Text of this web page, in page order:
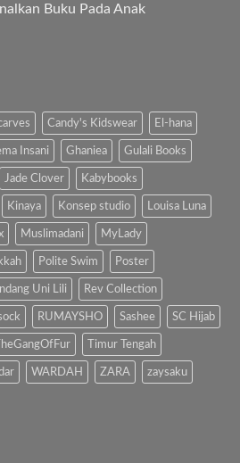
Buku Pada Anak
Candy's Kidswear El-hana
Insani Ghaniea Gulali Books
Jade Clover Kabybooks
Kinaya Konsep studio Louisa Luna
Muslimadani MyLady
Polite Swim Poster
Uni Lili Rev Collection
RUMAYSHO Sashee SC Hijab
TheGangOfFur Timur Tengah
WARDAH ZARA zaysaku